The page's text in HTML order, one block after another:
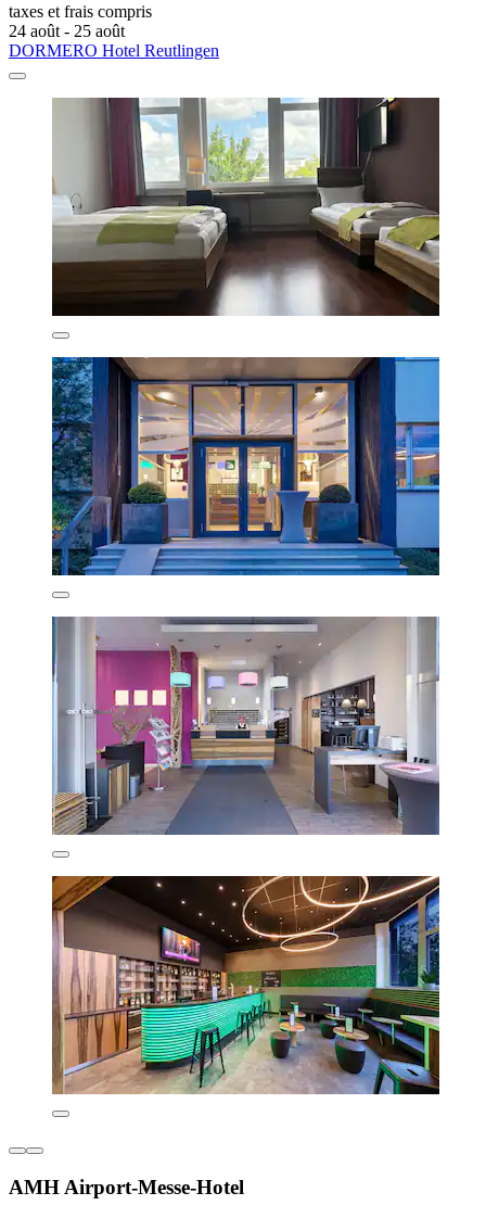
taxes et frais compris
24 août - 25 août
DORMERO Hotel Reutlingen
AMH Airport-Messe-Hotel